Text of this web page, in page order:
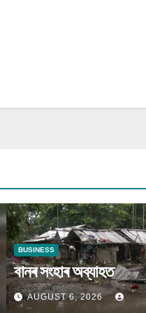
BUSINESS
বানৰ সংহাৰ অব্যাহত
AUGUST 6, 2026